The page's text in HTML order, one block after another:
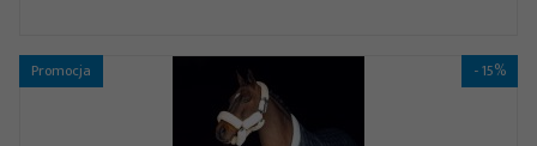
Promocja - 15%